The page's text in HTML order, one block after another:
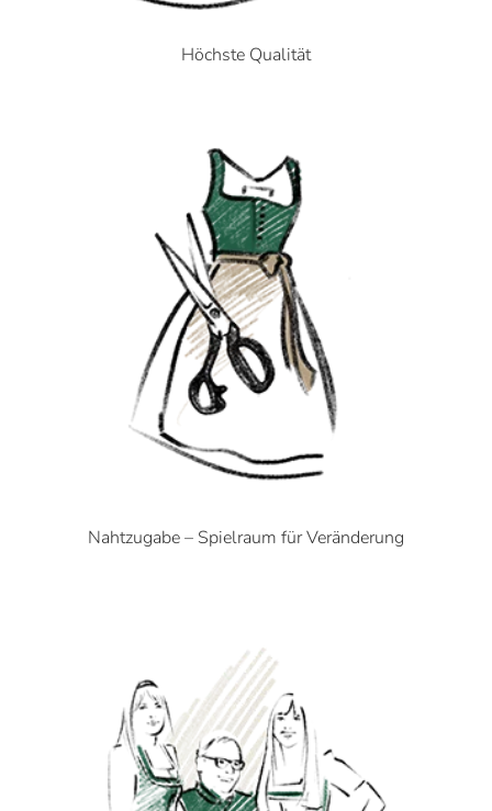
Höchste Qualität
Nahtzugabe – Spielraum für Veränderung